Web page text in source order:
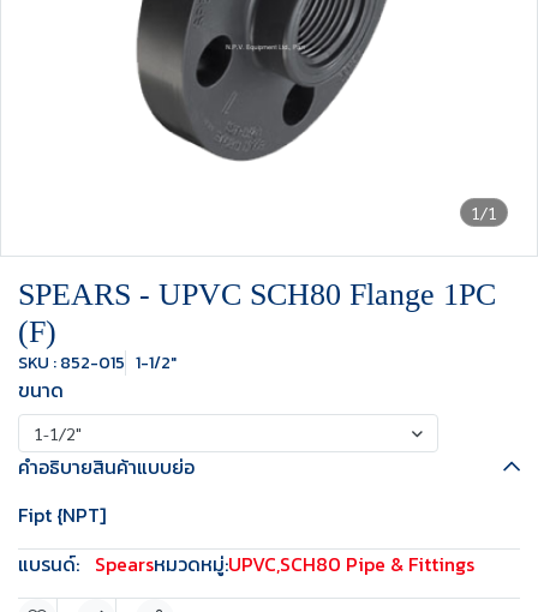
1/1
SPEARS - UPVC SCH80 Flange 1PC
(F)
SKU : 852-015 1-1/2"
ขนาด
1-1/2"
คำอธิบายสินค้าแบบย่อ
Fipt {NPT]
แบรนด์: Spearsหมวดหมู่:UPVC,SCH80 Pipe & Fittings